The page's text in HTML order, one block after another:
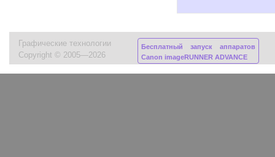
Графические технологии
Copyright © 2005—2026
Бесплатный запуск аппаратов
Canon imageRUNNER ADVANCE